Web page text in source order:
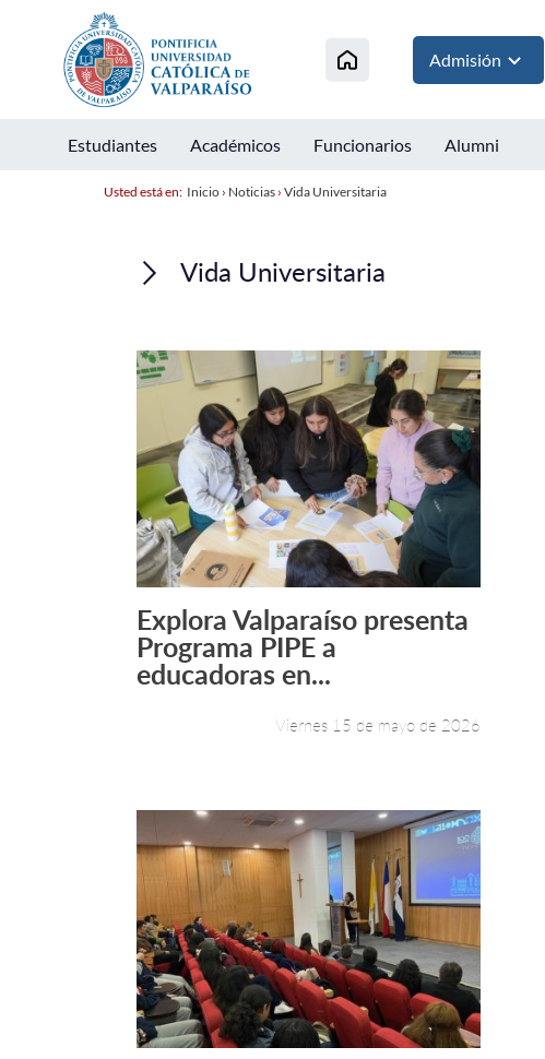
Admisión
Estudiantes Académicos Funcionarios Alumni
Usted está en: Inicio› Noticias› Vida Universitaria
Vida Universitaria
Leer más +
Explora Valparaíso presenta
Programa PIPE a
educadoras en...
Viernes 15 de mayo de 2026